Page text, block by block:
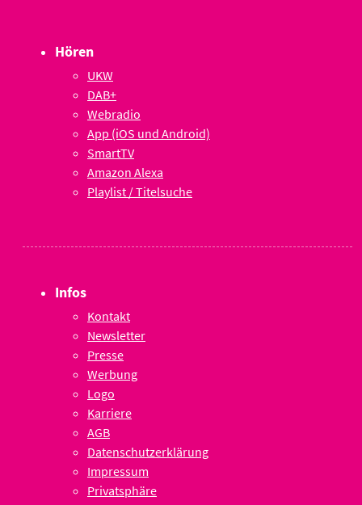
Hören
UKW
DAB+
Webradio
App (iOS und Android)
SmartTV
Amazon Alexa
Playlist / Titelsuche
Infos
Kontakt
Newsletter
Presse
Werbung
Logo
Karriere
AGB
Datenschutzerklärung
Impressum
Privatsphäre